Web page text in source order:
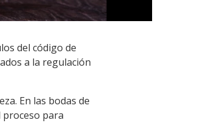
del código de
a la regulación
En las bodas de
proceso para